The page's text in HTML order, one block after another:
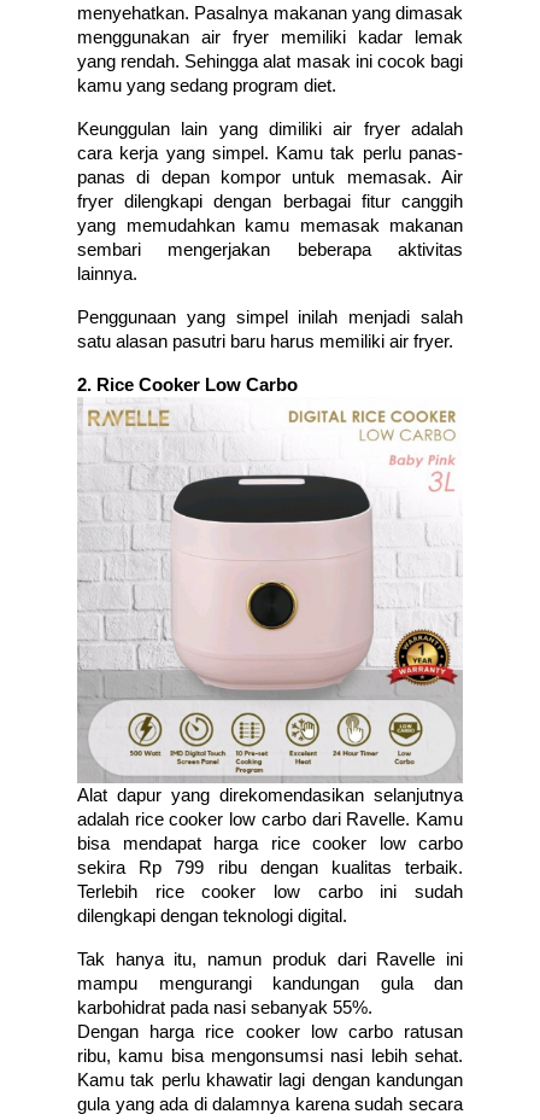
menyehatkan. Pasalnya makanan yang dimasak
menggunakan air fryer memiliki kadar lemak
yang rendah. Sehingga alat masak ini cocok bagi
kamu yang sedang program diet.
Keunggulan lain yang dimiliki air fryer adalah
cara kerja yang simpel. Kamu tak perlu panas-
panas di depan kompor untuk memasak. Air
fryer dilengkapi dengan berbagai fitur canggih
yang memudahkan kamu memasak makanan
sembari mengerjakan beberapa aktivitas
lainnya.
Penggunaan yang simpel inilah menjadi salah
satu alasan pasutri baru harus memiliki air fryer.
2. Rice Cooker Low Carbo
Alat dapur yang direkomendasikan selanjutnya
adalah rice cooker low carbo dari Ravelle. Kamu
bisa mendapat harga rice cooker low carbo
sekira Rp 799 ribu dengan kualitas terbaik.
Terlebih rice cooker low carbo ini sudah
dilengkapi dengan teknologi digital.
Tak hanya itu, namun produk dari Ravelle ini
mampu mengurangi kandungan gula dan
karbohidrat pada nasi sebanyak 55%.
Dengan harga rice cooker low carbo ratusan
ribu, kamu bisa mengonsumsi nasi lebih sehat.
Kamu tak perlu khawatir lagi dengan kandungan
gula yang ada di dalamnya karena sudah secara